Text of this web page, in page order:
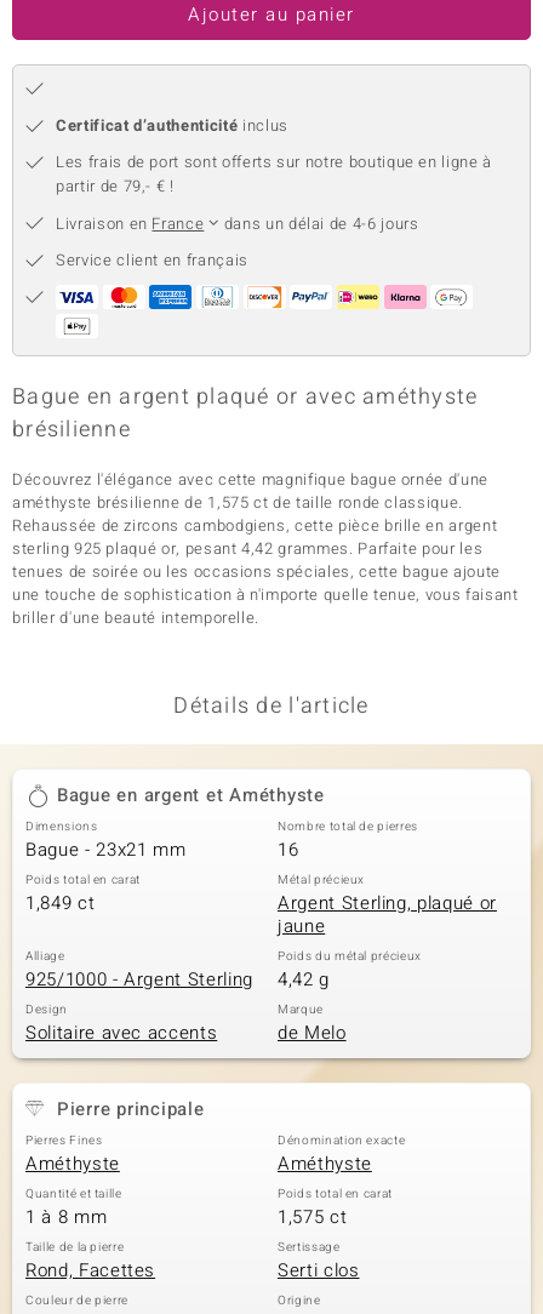
Ajouter au panier
Certificat d’authenticité inclus
Les frais de port sont offerts sur notre boutique en ligne à
partir de 79,- € !
Livraison en France
dans un délai de 4-6 jours
Service client en français
Bague en argent plaqué or avec améthyste
brésilienne
Découvrez l'élégance avec cette magnifique bague ornée d'une
améthyste brésilienne de 1,575 ct de taille ronde classique.
Rehaussée de zircons cambodgiens, cette pièce brille en argent
sterling 925 plaqué or, pesant 4,42 grammes. Parfaite pour les
tenues de soirée ou les occasions spéciales, cette bague ajoute
une touche de sophistication à n'importe quelle tenue, vous faisant
briller d'une beauté intemporelle.
Détails de l'article
Bague en argent et Améthyste
Dimensions
Bague - 23x21 mm
Nombre total de pierres
16
Poids total en carat
1,849 ct
Métal précieux
Argent Sterling, plaqué or
jaune
Alliage
925/1000 - Argent Sterling
Poids du métal précieux
4,42 g
Design
Solitaire avec accents
Marque
de Melo
Pierre principale
Pierres Fines
Améthyste
Dénomination exacte
Améthyste
Quantité et taille
1 à 8 mm
Poids total en carat
1,575 ct
Taille de la pierre
Rond, Facettes
Sertissage
Serti clos
Couleur de pierre Origine